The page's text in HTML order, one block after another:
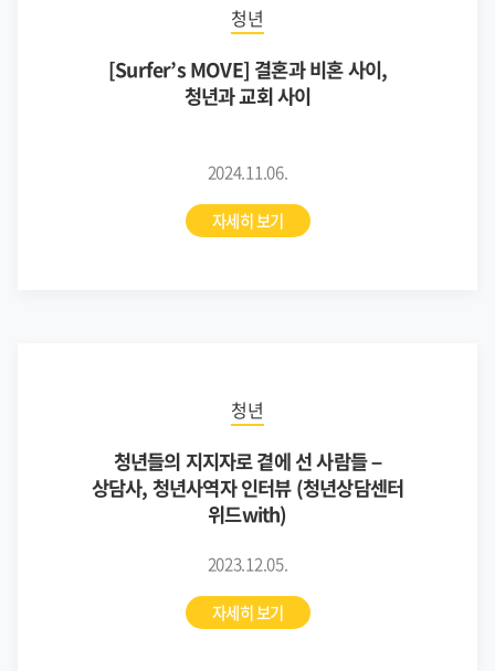
청년
[Surfer’s MOVE] 결혼과 비혼 사이,
청년과 교회 사이
2024.11.06.
자세히 보기
청년
청년들의 지지자로 곁에 선 사람들 –
상담사, 청년사역자 인터뷰 (청년상담센터
위드with)
2023.12.05.
자세히 보기